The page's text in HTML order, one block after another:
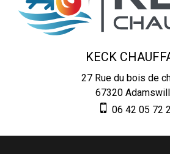
KECK
27 Rue du bois de
67320
06 42 05 72